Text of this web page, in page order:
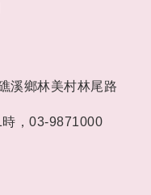
溪鄉林美村林尾路
， 03-9871000